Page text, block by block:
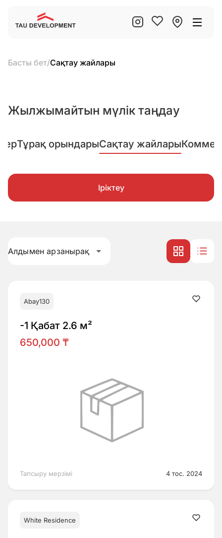
Басты бет/Сақтау жайлары
Жылжымайтын мүлік таңдау
Тұрақ орындарыСақтау жайлары
Іріктеу
Алдымен арзанырақ
Abay130
-1 Қабат 2.6 м²
650,000 ₸
Тапсыру мерзімі 4 тос. 2024
White Residence